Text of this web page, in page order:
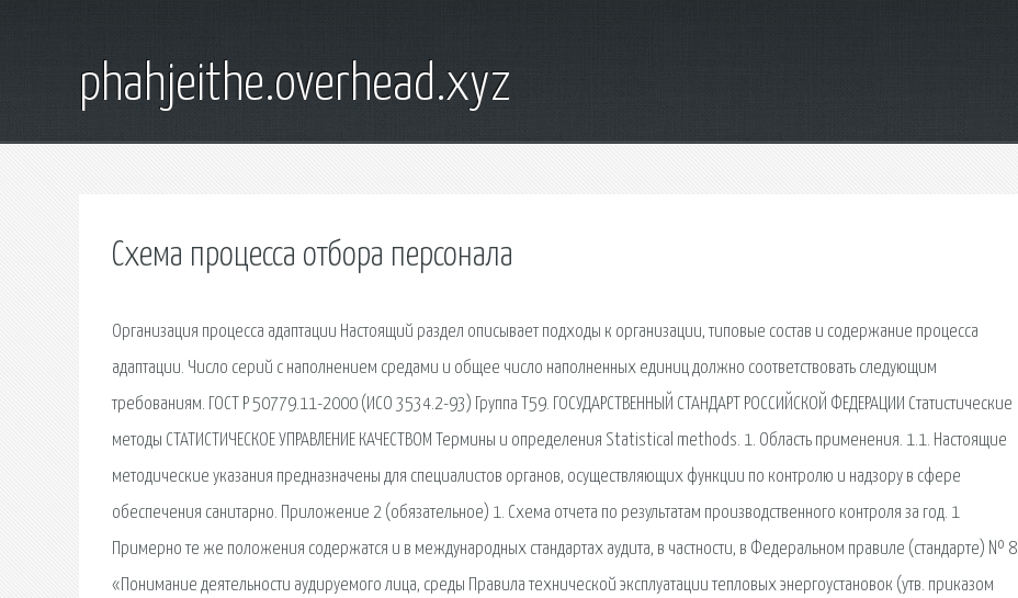
phahjeithe.overhead.xyz
Схема процесса отбора персонала
Организация процесса адаптации Настоящий раздел описывает подходы к организации, типовые состав и содержание процесса
адаптации. Число серий с наполнением средами и общее число наполненных единиц должно соответствовать следующим
требованиям. ГОСТ Р 50779.11-2000 (ИСО 3534.2-93) Группа T59. ГОСУДАРСТВЕННЫЙ СТАНДАРТ РОССИЙСКОЙ ФЕДЕРАЦИИ Статистические
методы СТАТИСТИЧЕСКОЕ УПРАВЛЕНИЕ КАЧЕСТВОМ Термины и определения Statistical methods. 1. Область применения. 1.1. Настоящие
методические указания предназначены для специалистов органов, осуществляющих функции по контролю и надзору в сфере
обеспечения санитарно. Приложение 2 (обязательное) 1. Схема отчета по результатам производственного контроля за год. 1
Примерно те же положения содержатся и в международных стандартах аудита, в частности, в Федеральном правиле (стандарте) № 8
«Понимание деятельности аудируемого лица, среды Правила технической эксплуатации тепловых энергоустановок (утв. приказом